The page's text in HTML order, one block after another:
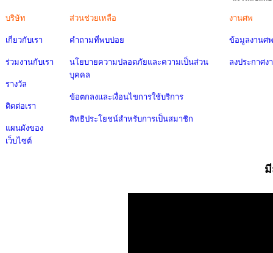
บริษัท
เกี่ยวกับเรา
ร่วมงานกับเรา
รางวัล
ติดต่อเรา
แผนผังของ
เว็บไซต์
ส่วนช่วยเหลือ
คำถามที่พบบ่อย
นโยบายความปลอดภัยและความเป็นส่วน
บุคคล
ข้อตกลงและเงื่อนไขการใช้บริการ
สิทธิประโยชน์สำหรับการเป็นสมาชิก
งานศพ
ข้อมูลงานศพ
ลงประกาศง